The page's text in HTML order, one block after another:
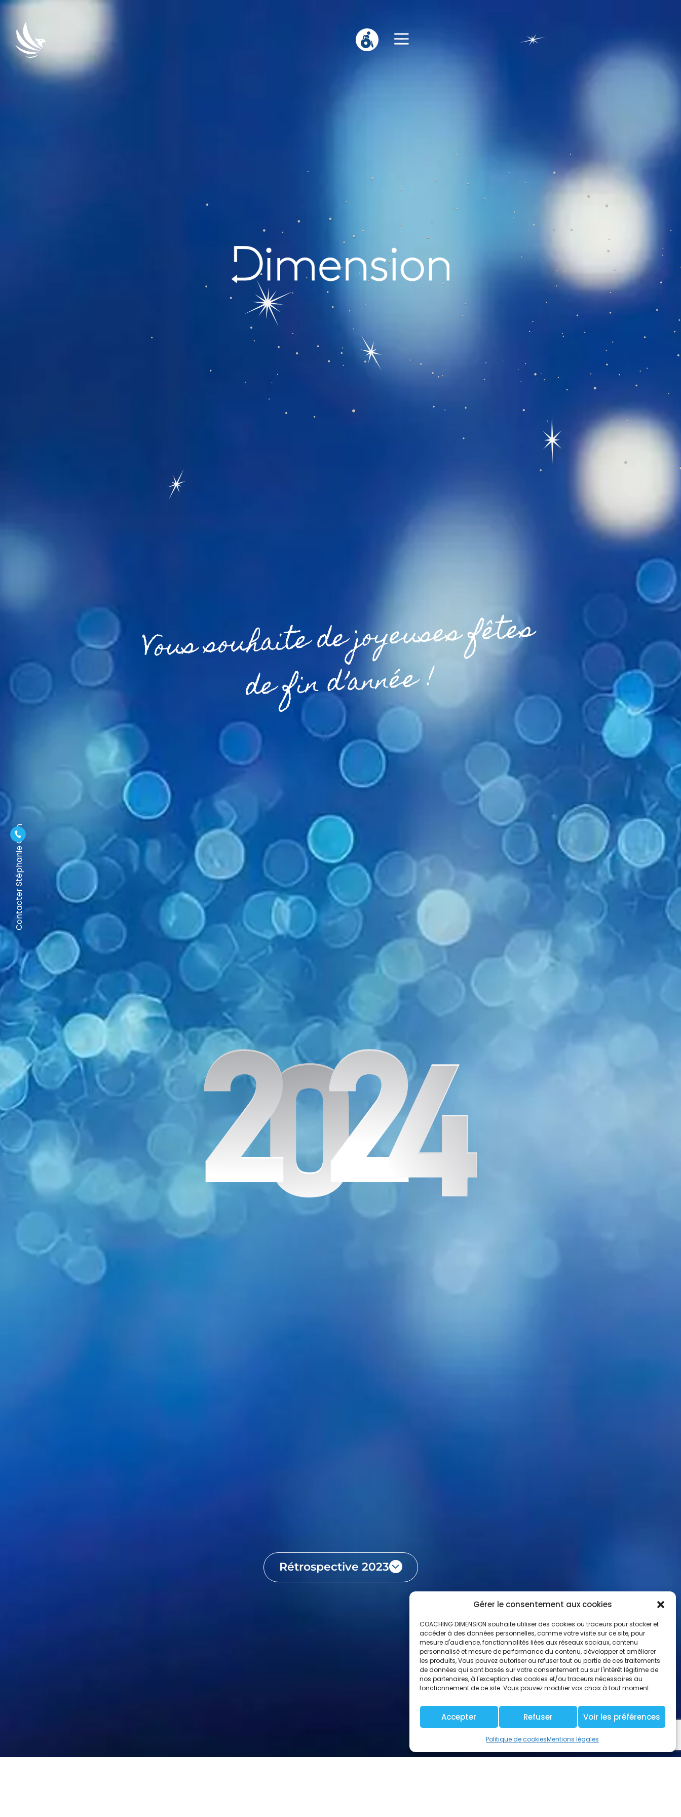
Gérer le consentement aux cookies
COACHING DIMENSION souhaite utiliser des cookies ou traceurs pour stocker et
accéder à des données personnelles, comme votre visite sur ce site, pour
mesure d'audience, fonctionnalités liées aux réseaux sociaux, contenu
personnalisé et mesure de performance du contenu, développer et améliorer
les produits, Vous pouvez autoriser ou refuser tout ou partie de ces traitements
de données qui sont basés sur votre consentement ou sur l'intérêt légitime de
nos partenaires, à l'exception des cookies et/ou traceurs nécessaires au
fonctionnement de ce site. Vous pouvez modifier vos choix à tout moment.
Accepter Refuser Voir les préférences
Politique de cookiesMentions légales
Contacter Stéphanie Colin
Rétrospective 2023